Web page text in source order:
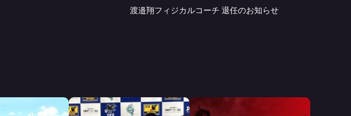
渡邉翔フィジカルコーチ 退任のお知らせ